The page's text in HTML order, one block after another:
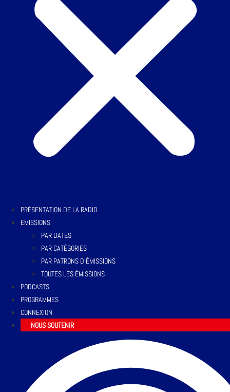
PRÉSENTATION DE LA RADIO
EMISSIONS
PAR DATES
PAR CATÉGORIES
PAR PATRONS D’ÉMISSIONS
TOUTES LES ÉMISSIONS
PODCASTS
PROGRAMMES
CONNEXION
NOUS SOUTENIR